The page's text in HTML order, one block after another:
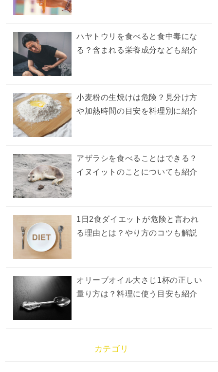
ハヤトウリを食べると食中毒にな
る？含まれる栄養成分なども紹介
小麦粉の生焼けは危険？見分け方
や加熱時間の目安を料理別に紹介
アザラシを食べることはできる？
イヌイットのことについても紹介
1日2食ダイエットが危険と言われ
る理由とは？やり方のコツも解説
オリーブオイル大さじ1杯の正しい
量り方は？料理に使う目安も紹介
カテゴリ